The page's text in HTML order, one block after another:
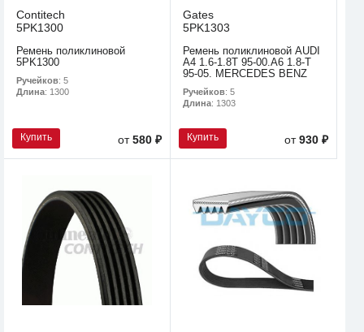
Contitech
5PK1300
Ремень поликлиновой
5PK1300
Ручейков: 5
Длина: 1300
Купить от580 ₽
Gates
5PK1303
Ремень поликлиновой AUDI
A4 1.6-1.8T 95-00.A6 1.8-T
95-05. MERCEDES BENZ
Ручейков: 5
Длина: 1303
Купить от930 ₽